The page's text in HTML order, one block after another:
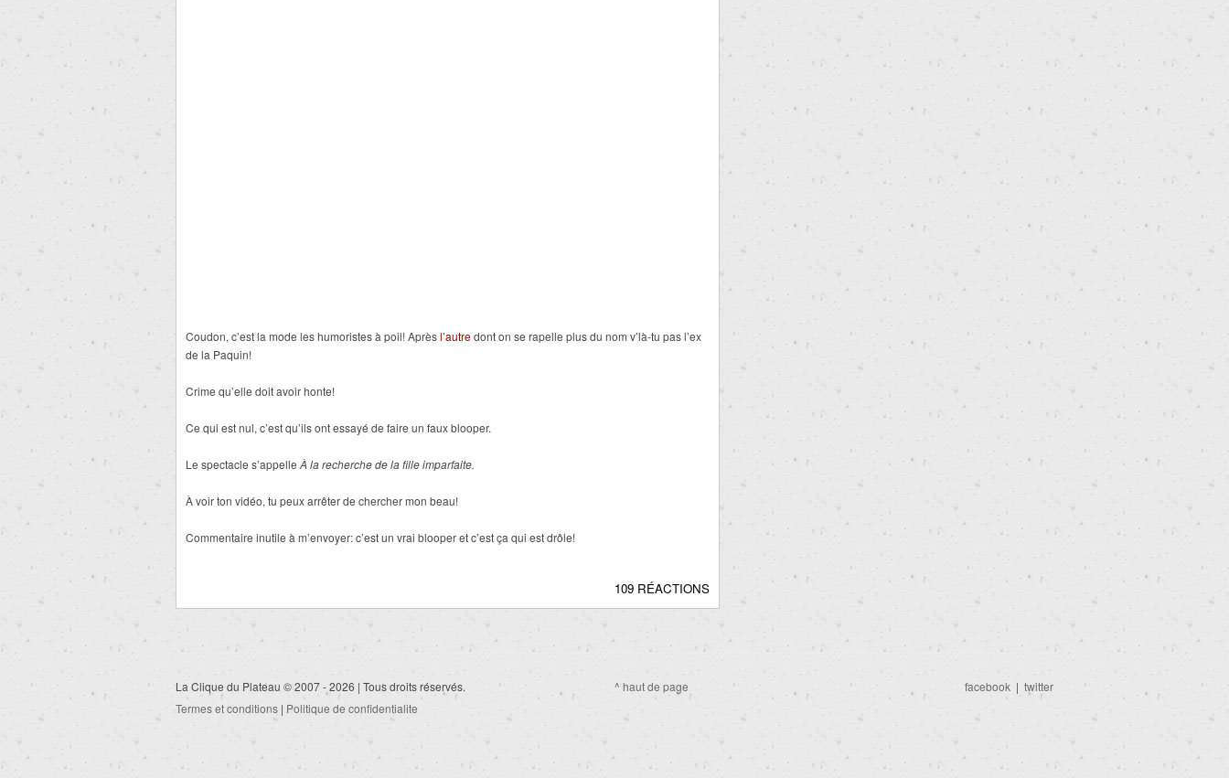
Coudon, c’est la mode les humoristes à poil! Aprèsl’autredont on se rapelle plus du nom v’là-tu pas l’ex
de la Paquin!
Crime qu’elle doit avoir honte!
Ce qui est nul, c’est qu’ils ont essayé de faire un faux blooper.
Le spectacle s’appelle À la recherche de la fille imparfaite.
À voir ton vidéo, tu peux arrêter de chercher mon beau!
Commentaire inutile à m’envoyer: c’est un vrai blooper et c’est ça qui est drôle!
109 RÉACTIONS
La Clique du Plateau © 2007 - 2026 | Tous droits réservés.
Termes et conditions | Politique de confidentialite
^ haut de page facebook | twitter